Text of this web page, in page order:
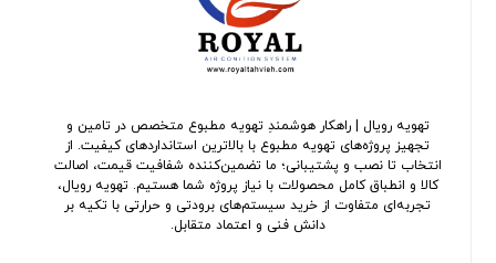
تهویه رویال | راهکار هوشمندِ تهویه مطبوع متخصص در تامین و
تجهیز پروژه‌های تهویه مطبوع با بالاترین استانداردهای کیفیت. از
انتخاب تا نصب و پشتیبانی؛ ما تضمین‌کننده شفافیت قیمت، اصالت
کالا و انطباق کامل محصولات با نیاز پروژه شما هستیم. تهویه رویال،
تجربه‌ای متفاوت از خرید سیستم‌های برودتی و حرارتی با تکیه بر
دانش فنی و اعتماد متقابل.